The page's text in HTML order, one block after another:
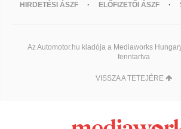
HIRDETÉSI ÁSZF
ELŐFIZETŐI ÁSZF
Az Automotor.hu kiadója a Mediaworks
fenntartva
VISSZA A TETEJÉRE